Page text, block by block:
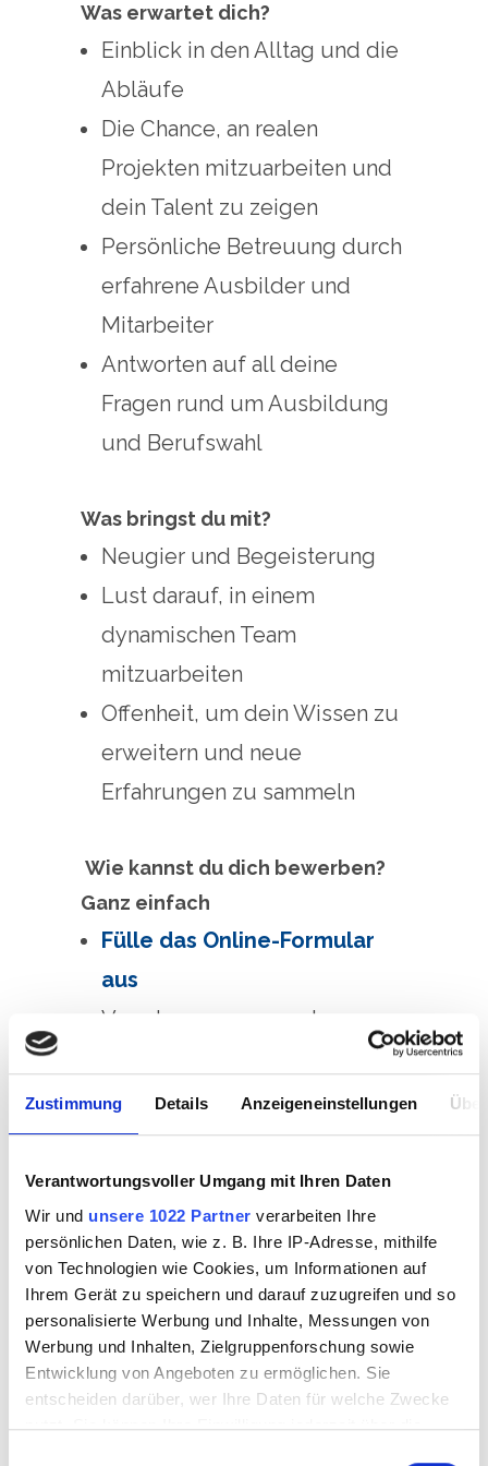
Zustimmung Details Anzeigeneinstellungen
Verantwortungsvoller Umgang mit Ihren Daten
Wir und unsere 1022 Partner verarbeiten Ihre
persönlichen Daten, wie z. B. Ihre IP-Adresse, mithilfe
von Technologien wie Cookies, um Informationen auf
Ihrem Gerät zu speichern und darauf zuzugreifen und so
personalisierte Werbung und Inhalte, Messungen von
Werbung und Inhalten, Zielgruppenforschung sowie
Entwicklung von Angeboten zu ermöglichen. Sie
entscheiden darüber, wer Ihre Daten für welche Zwecke
nutzt. Sie können Ihre Einwilligung jederzeit über die
Was erwartet dich?
Einblick in den Alltag und die
Abläufe
Die Chance, an realen
Projekten mitzuarbeiten und
dein Talent zu zeigen
Persönliche Betreuung durch
erfahrene Ausbilder und
Mitarbeiter
Antworten auf all deine
Fragen rund um Ausbildung
und Berufswahl
Was bringst du mit?
Neugier und Begeisterung
Lust darauf, in einem
dynamischen Team
mitzuarbeiten
Offenheit, um dein Wissen zu
erweitern und neue
Erfahrungen zu sammeln
Wie kannst du dich bewerben?
Ganz einfach
Fülle das Online-Formular
aus
Verrate uns, warum du gerne
bei uns schnuppern möchtest
Wir nehmen für alles weitere
Kontakt mit dir auf
Parcours d'orientation